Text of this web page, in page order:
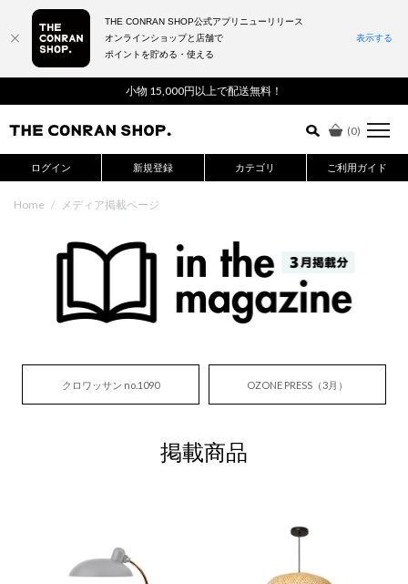
小物 15,000円以上で配送無料！
(0)
ログイン 新規登録 カテゴリ ご利用ガイド
詳細検索はこちら
Home / メディア掲載ページ
クロワッサン no.1090 OZONE PRESS（3月）
掲載商品
THE CONRAN SHOP公式アプリニューリリース
オンラインショップと店舗で
ポイントを貯める・使える
表示する